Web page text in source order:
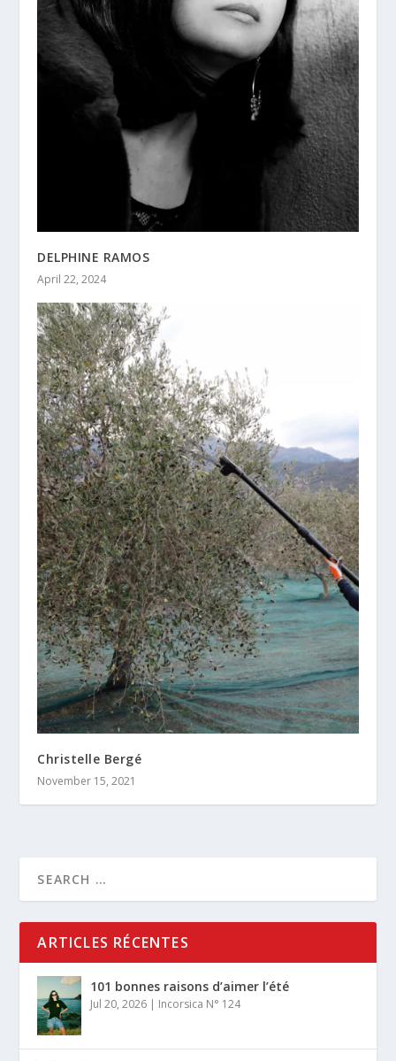
DELPHINE RAMOS
April 22, 2024
Christelle Bergé
November 15, 2021
ARTICLES RÉCENTES
101 bonnes raisons d’aimer l’été
Jul 20, 2026 | Incorsica N° 124